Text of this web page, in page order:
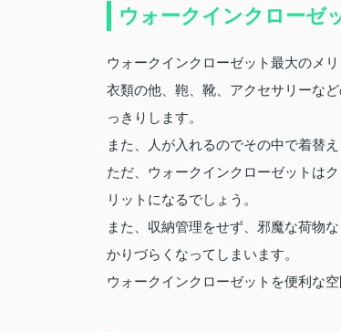
ウォークインクローゼ
ウォークインクローゼット最大のメ
衣類の他、鞄、靴、アクセサリーな
っきりします。
また、人が入れるのでその中で着替
ただ、ウォークインクローゼットは
リットになるでしょう。
また、収納管理をせず、邪魔な荷物
かりづらくなってしまいます。
ウォークインクローゼットを便利な